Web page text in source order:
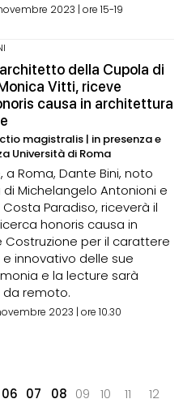
2023 | ore 15-19
della Cupola di
Vitti, riceve
causa in architettura
magistralis | in presenza e
Università di Roma
a Roma, Dante Bini, noto
Michelangelo Antonioni e
Paradiso, riceverà il
honoris causa in
Costruzione per il carattere
innovativo delle sue
e la lecture sarà
da remoto.
2023 | ore 10.30
06 07 08 09 10 11
12